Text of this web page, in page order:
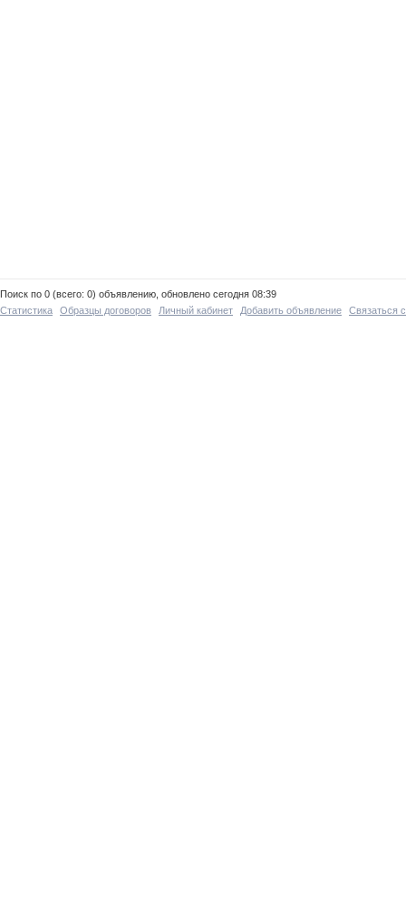
Поиск по 0 (всего: 0) объявлению, обновлено сегодня 08:39
Статистика
Образцы договоров Личный кабинет Добавить объявление Связаться